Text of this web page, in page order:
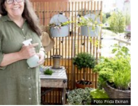
Foto: Frida Ekman